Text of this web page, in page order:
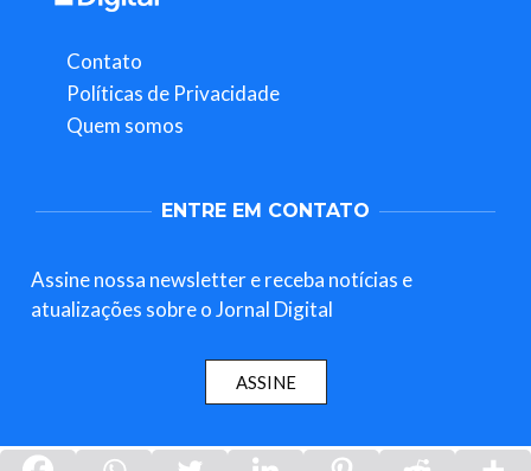
Contato
Políticas de Privacidade
Quem somos
ENTRE EM CONTATO
Assine nossa newsletter e receba notícias e
atualizações sobre o Jornal Digital
ASSINE